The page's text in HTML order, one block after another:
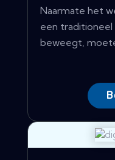
Naarmate het
een
beweegt,